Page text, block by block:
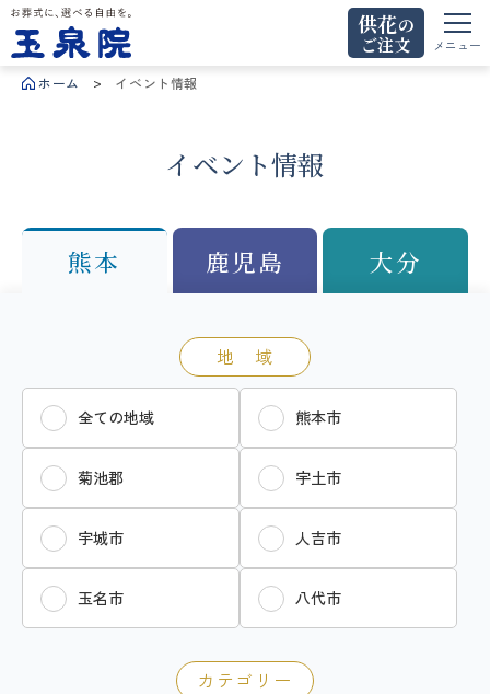
お葬式に、選べる自由を。玉泉院
供花の
ご注文
メニュー
ホーム イベント情報
イベント情報
熊本 鹿児島 大分
地 域
全ての地域 熊本市
菊池郡 宇土市
宇城市 人吉市
玉名市 八代市
カテゴリー